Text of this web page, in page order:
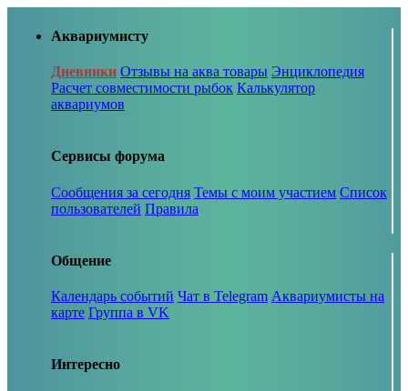
Аквариумисту
Дневники Отзывы на аква товары Энциклопедия
Расчет совместимости рыбок Калькулятор
аквариумов
Сервисы форума
Сообщения за сегодня Темы с моим участием Список
пользователей Правила
Общение
Календарь событий Чат в Telegram Аквариумисты на
карте Группа в VK
Интересно